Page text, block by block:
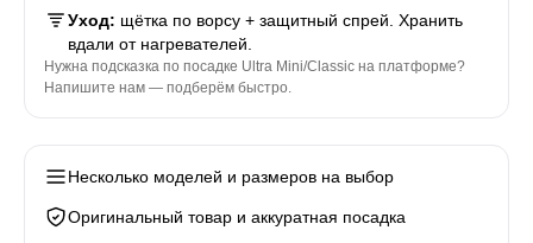
Уход: щётка по ворсу + защитный спрей. Хранить
вдали от нагревателей.
Нужна подсказка по посадке Ultra Mini/Classic на платформе?
Напишите нам — подберём быстро.
Несколько моделей и размеров на выбор
Оригинальный товар и аккуратная посадка